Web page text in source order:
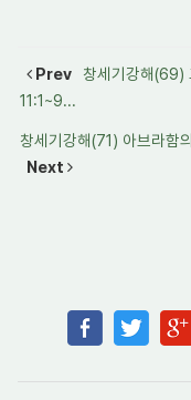
Prev
창세기강해(69)
11:1~9...
창세기강해(71) 아브라함
Next